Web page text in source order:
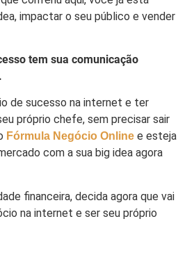
impactar o seu público e vender
tem sua comunicação
de sucesso na internet e ter
próprio chefe, sem precisar sair
Fórmula Negócio Online e esteja
com a sua big idea agora
financeira, decida agora que vai
na internet e ser seu próprio